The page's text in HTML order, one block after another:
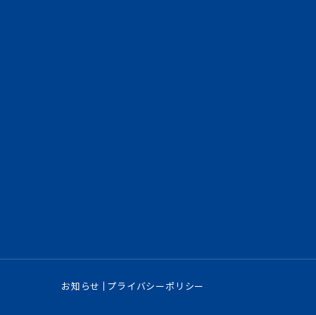
お知らせ プライバシーポリシー